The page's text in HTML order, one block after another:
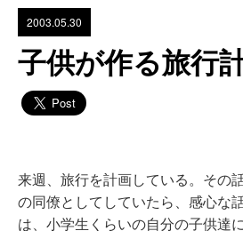
2003.05.30
子供が作る旅行
来週、旅行を計画している。その
の同僚としてしていたら、感心な
は、小学生くらいの自分の子供達